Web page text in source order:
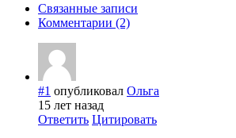
Связанные записи
Комментарии (2)
#1 опубликовал Ольга
15 лет назад
Ответить Цитировать